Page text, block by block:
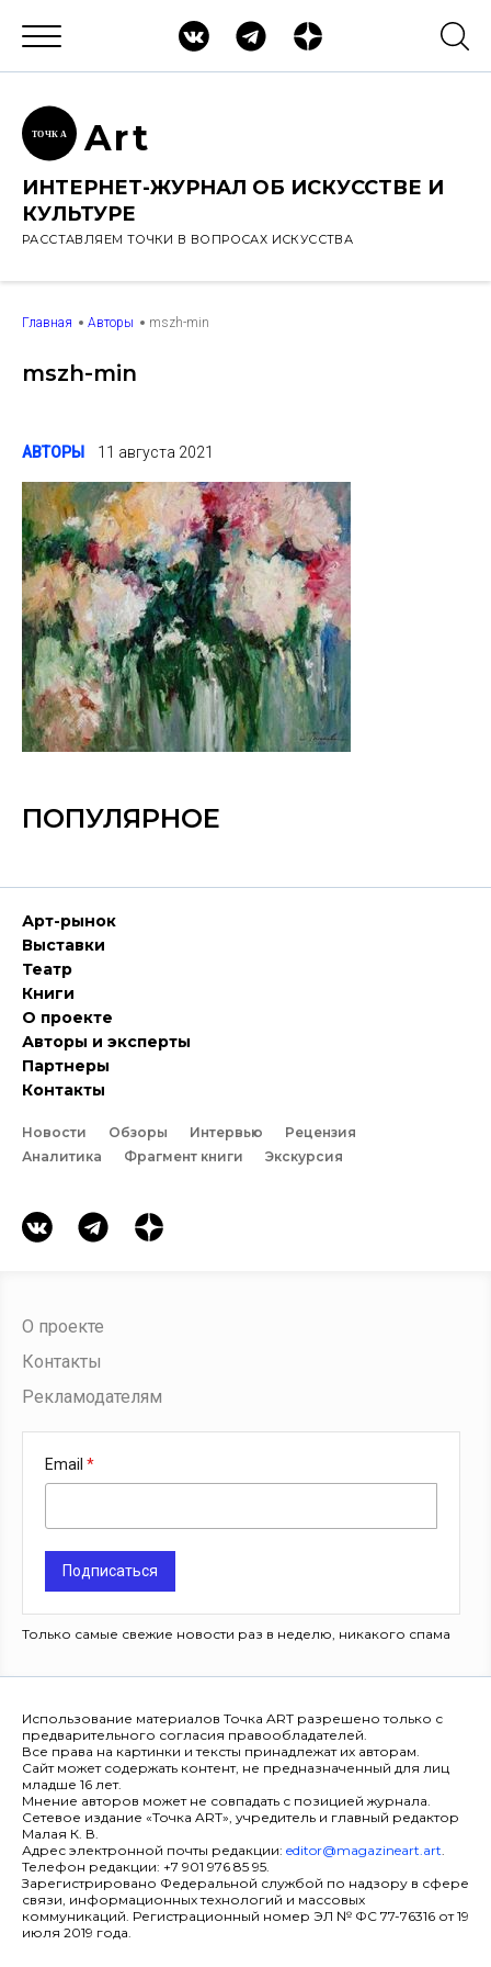
ТОЧК А Art
ИНТЕРНЕТ-ЖУРНАЛ ОБ ИСКУССТВЕ И
КУЛЬТУРЕ
РАССТАВЛЯЕМ ТОЧКИ В ВОПРОСАХ ИСКУССТВА
Главная Авторы mszh-min
mszh-min
АВТОРЫ 11 августа 2021
ПОПУЛЯРНОЕ
Арт-рынок
Выставки
Театр
Книги
О проекте
Авторы и эксперты
Партнеры
Контакты
Новости Обзоры Интервью
Рецензия
Аналитика
Фрагмент книги Экскурсия
О проекте
Контакты
Рекламодателям
Email
Подписаться
Только самые свежие новости раз в неделю, никакого спама
Использование материалов Точка ART разрешено только с
предварительного согласия правообладателей.
Все права на картинки и тексты принадлежат их авторам.
Сайт может содержать контент, не предназначенный для лиц
младше 16 лет.
Мнение авторов может не совпадать с позицией журнала.
Сетевое издание «Точка ART», учредитель и главный редактор
Малая К. В.
Адрес электронной почты редакции: editor@magazineart.art.
Телефон редакции: +7 901 976 85 95.
Зарегистрировано Федеральной службой по надзору в сфере
связи, информационных технологий и массовых
коммуникаций. Регистрационный номер ЭЛ № ФС 77-76316 от 19
июля 2019 года.